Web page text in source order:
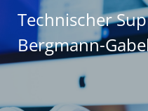
Technischer
Bergmann-